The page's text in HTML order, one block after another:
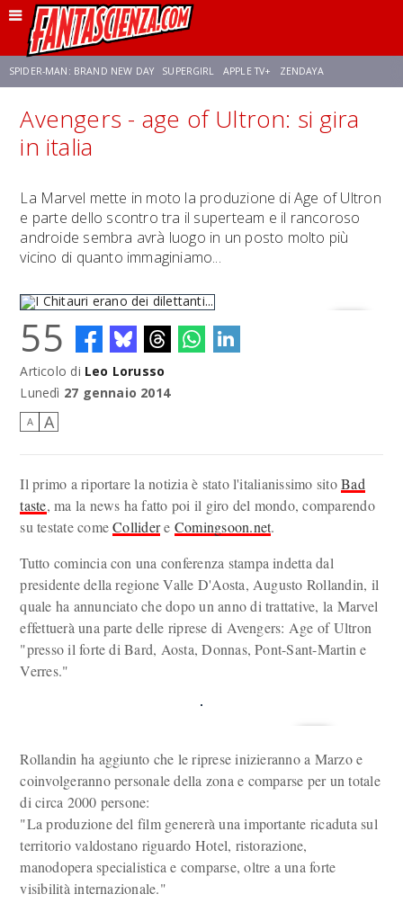
SPIDER-MAN: BRAND NEW DAY SUPERGIRL APPLE TV+ ZENDAYA
FRANCO RICCIARDIELLO AVENGERS: DOOMSDAY STAR TREK NETFLIX
Avengers - age of Ultron: si gira
in italia
La Marvel mette in moto la produzione di Age of Ultron
e parte dello scontro tra il superteam e il rancoroso
androide sembra avrà luogo in un posto molto più
vicino di quanto immaginiamo...
I Chitauri erano dei dilettanti...
55
Articolo di Leo Lorusso
Lunedì 27 gennaio 2014
A A
Il primo a riportare la notizia è stato l'italianissimo sitoBad
taste, ma la news ha fatto poi il giro del mondo, comparendo
su testate comeCollidere Comingsoon.net.
Tutto comincia con una conferenza stampa indetta dal
presidente della regione Valle D'Aosta, Augusto Rollandin, il
quale ha annunciato che dopo un anno di trattative, la Marvel
effettuerà una parte delle riprese di Avengers: Age of Ultron
"presso il forte di Bard, Aosta, Donnas, Pont-Sant-Martin e
Verres."
Rollandin ha aggiunto che le riprese inizieranno a Marzo e
coinvolgeranno personale della zona e comparse per un totale
di circa 2000 persone:
"La produzione del film genererà una importante ricaduta sul
territorio valdostano riguardo Hotel, ristorazione,
manodopera specialistica e comparse, oltre a una forte
visibilità internazionale."